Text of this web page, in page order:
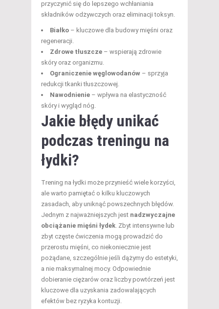
przyczynić się do lepszego wchłaniania
składników odżywczych oraz eliminacji toksyn.
Białko – kluczowe dla budowy mięśni oraz
regeneracji.
Zdrowe tłuszcze – wspierają zdrowie
skóry oraz organizmu.
Ograniczenie węglowodanów – sprzyja
redukcji tkanki tłuszczowej.
Nawodnienie – wpływa na elastyczność
skóry i wygląd nóg.
Jakie błędy unikać
podczas treningu na
łydki?
Trening na łydki może przynieść wiele korzyści,
ale warto pamiętać o kilku kluczowych
zasadach, aby uniknąć powszechnych błędów.
Jednym z najważniejszych jest nadzwyczajne
obciążanie mięśni łydek. Zbyt intensywne lub
zbyt częste ćwiczenia mogą prowadzić do
przerostu mięśni, co niekoniecznie jest
pożądane, szczególnie jeśli dążymy do estetyki,
a nie maksymalnej mocy. Odpowiednie
dobieranie ciężarów oraz liczby powtórzeń jest
kluczowe dla uzyskania zadowalających
efektów bez ryzyka kontuzji.